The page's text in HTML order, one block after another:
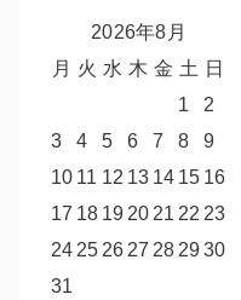
2026年8月
月 火 水 木 金 土 日
1
2
3
4 5 6 7 8
9
10 11 12 13 14 15 16
17 18 19 20 21 22 23
24 25 26 27 28 2930
31